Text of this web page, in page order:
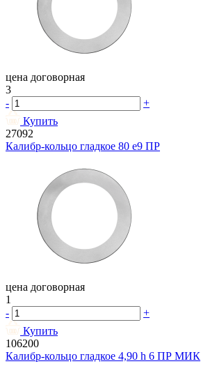
цена договорная
3
-
+
Купить
27092
Калибр-кольцо гладкое 80 e9 ПР
цена договорная
1
-
+
Купить
106200
Калибр-кольцо гладкое 4,90 h 6 ПР МИК